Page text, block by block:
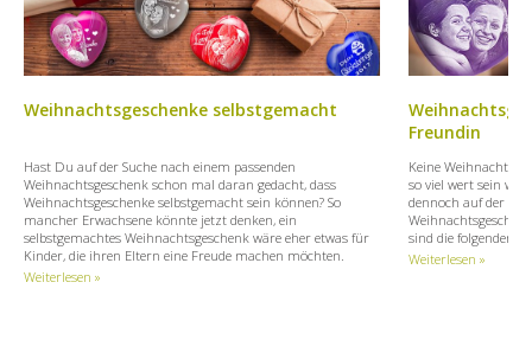
Weihnachtsgeschenke selbstgemacht
Hast Du auf der Suche nach einem passenden
Weihnachtsgeschenk schon mal daran gedacht, dass
Weihnachtsgeschenke selbstgemacht sein können? So
mancher Erwachsene könnte jetzt denken, ein
selbstgemachtes Weihnachtsgeschenk wäre eher etwas für
Kinder, die ihren Eltern eine Freude machen möchten.
Weiterlesen »
Freundin
Keine
so viel wert sein wie
dennoch auf der
sind die folgenden
Weiterlesen »